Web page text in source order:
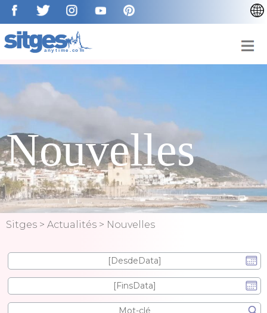
CATALÀ
Nouvelles
Sitges > Actualités > Nouvelles